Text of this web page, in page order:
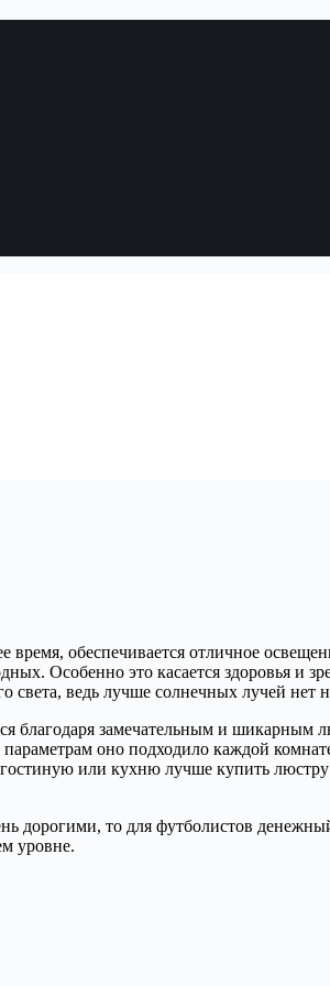
обеспечивается отличное
Особенно это касается здоровья и
света, ведь лучше солнечных лучей нет
благодаря замечательным и
оно подходило каждой
гостиную или кухню лучше купить
дорогими, то для футболистов
уровне.